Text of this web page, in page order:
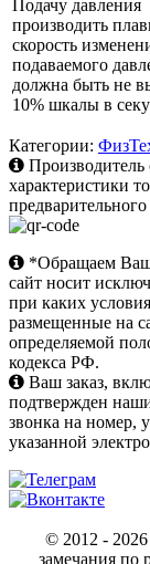
Подачу давления
производить
скорость
подаваемого
должна быть не
10% шкалы в
Категории:
Производитель
характеристики
*Обращаем
сайт носит
при каких
размещенные на
определяемой
кодекса РФ.
Ваш заказ,
подтвержден
звонка на номер,
указанной
© 2012 -
замечания по